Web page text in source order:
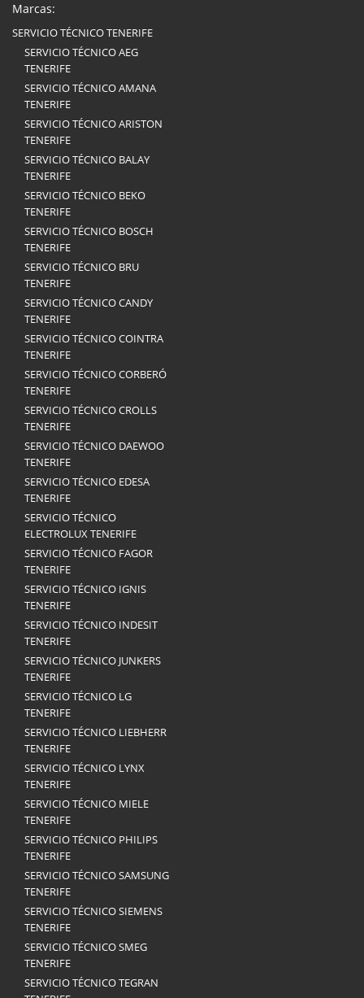
Marcas:
SERVICIO TÉCNICO TENERIFE
SERVICIO TÉCNICO AEG
TENERIFE
SERVICIO TÉCNICO AMANA
TENERIFE
SERVICIO TÉCNICO ARISTON
TENERIFE
SERVICIO TÉCNICO BALAY
TENERIFE
SERVICIO TÉCNICO BEKO
TENERIFE
SERVICIO TÉCNICO BOSCH
TENERIFE
SERVICIO TÉCNICO BRU
TENERIFE
SERVICIO TÉCNICO CANDY
TENERIFE
SERVICIO TÉCNICO COINTRA
TENERIFE
SERVICIO TÉCNICO CORBERÓ
TENERIFE
SERVICIO TÉCNICO CROLLS
TENERIFE
SERVICIO TÉCNICO DAEWOO
TENERIFE
SERVICIO TÉCNICO EDESA
TENERIFE
SERVICIO TÉCNICO
ELECTROLUX TENERIFE
SERVICIO TÉCNICO FAGOR
TENERIFE
SERVICIO TÉCNICO IGNIS
TENERIFE
SERVICIO TÉCNICO INDESIT
TENERIFE
SERVICIO TÉCNICO JUNKERS
TENERIFE
SERVICIO TÉCNICO LG
TENERIFE
SERVICIO TÉCNICO LIEBHERR
TENERIFE
SERVICIO TÉCNICO LYNX
TENERIFE
SERVICIO TÉCNICO MIELE
TENERIFE
SERVICIO TÉCNICO PHILIPS
TENERIFE
SERVICIO TÉCNICO SAMSUNG
TENERIFE
SERVICIO TÉCNICO SIEMENS
TENERIFE
SERVICIO TÉCNICO SMEG
TENERIFE
SERVICIO TÉCNICO TEGRAN